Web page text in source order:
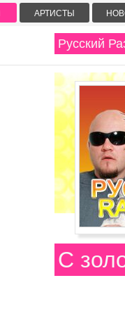
Русский
С
АРТИСТЫ